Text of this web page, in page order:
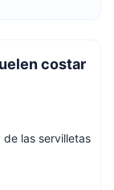
costar
las servilletas